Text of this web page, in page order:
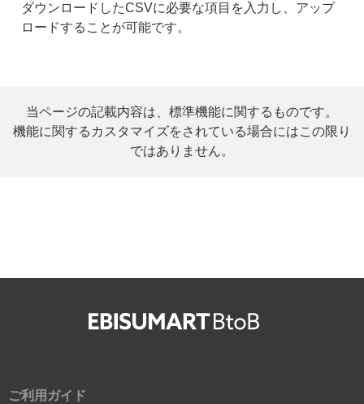
ダウンロードしたCSVに必要な項目を入力し、アップ
ロードすることが可能です。
当ページの記載内容は、標準機能に関するものです。
機能に関するカスタマイズをされている場合にはこの限り
ではありません。
ご利用ガイド